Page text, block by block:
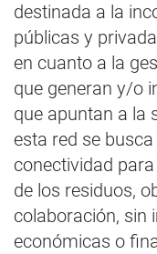
destinada a la
públicas y
en cuanto a la
que generan y/o
que apuntan a la
esta red se
conectividad
de los residuos,
colaboración, sin
económicas o